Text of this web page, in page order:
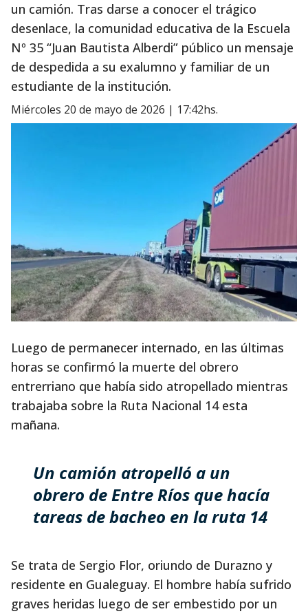
un camión. Tras darse a conocer el trágico
desenlace, la comunidad educativa de la Escuela
Nº 35 “Juan Bautista Alberdi” público un mensaje
de despedida a su exalumno y familiar de un
estudiante de la institución.
miércoles 20 de mayo de 2026 | 17:42hs.
Luego de permanecer internado, en las últimas
horas se confirmó la muerte del obrero
entrerriano que había sido atropellado mientras
trabajaba sobre la Ruta Nacional 14 esta
mañana.
Un camión atropelló a un
obrero de Entre Ríos que hacía
tareas de bacheo en la ruta 14
Se trata de Sergio Flor, oriundo de Durazno y
residente en Gualeguay. El hombre había sufrido
graves heridas luego de ser embestido por un